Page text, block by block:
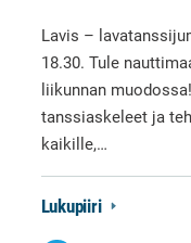
Lavis –
18.30. Tule
liikunnan
tanssiaskeleet ja
kaikille,…
Lukupiiri